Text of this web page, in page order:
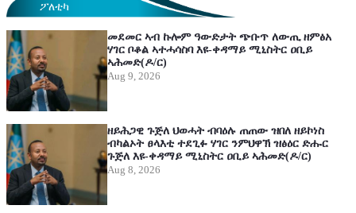
ፖለቲካ
መደመር ኣብ ኩሎም ዓውድታት ጭቡጥ ለውጢ ዘምፅአ
ሃገር ቦቆል ኣተሓሳስባ እዩ-ቀዳማይ ሚኒስትር ዐቢይ
ኣሕመድ(ዶ/ር)
Aug 9, 2026
ዘይሕጋዊ ጉጅለ ህወሓት ብባዕሉ ጠጠው ዝበለ ዘይኮነስ
ብካልኦት ፀላእቲ ተደጊፉ ሃገር ንምህዋኽ ዝፅዕር ድሑር
ጉጅለ እዩ-ቀዳማይ ሚኒስትር ዐቢይ ኣሕመድ(ዶ/ር)
Aug 8, 2026